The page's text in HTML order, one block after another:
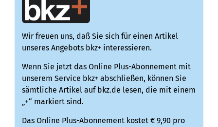
Wir freuen uns, daß Sie sich für einen Artikel
unseres Angebots bkz+ interessieren.
Wenn Sie jetzt das Online Plus-Abonnement mit
unserem Service bkz+ abschließen, können Sie
sämtliche Artikel auf bkz.de lesen, die mit einem
„+“ markiert sind.
Das Online Plus-Abonnement kostet € 9,90 pro